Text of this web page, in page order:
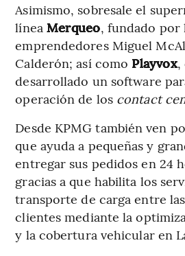
Asimismo, sobresale el
línea Merqueo, fundado por
emprendedores Miguel
Calderón; así como Playvox,
desarrollado un software
operación de los contact
Desde KPMG también ven
que ayuda a pequeñas y
entregar sus pedidos en 24
gracias a que habilita los
transporte de carga entre
clientes mediante la
y la cobertura vehicular en